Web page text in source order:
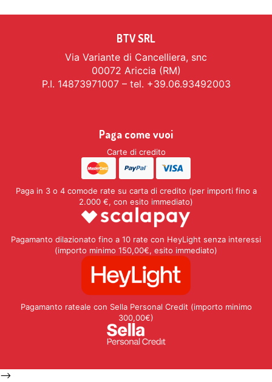
BTV SRL
Via Variante di Cancelliera, snc
00072 Ariccia (RM)
P.I. 14873971007 – tel. +39.06.93492003
Paga come vuoi
Carte di credito
Paga in 3 o 4 comode rate su carta di credito (per importi fino a
2.000 €, con esito immediato)
Pagamanto dilazionato fino a 10 rate con HeyLight senza interessi
(importo minimo 150,00€, esito immediato)
Pagamanto rateale con Sella Personal Credit (importo minimo
300,00€)
-->